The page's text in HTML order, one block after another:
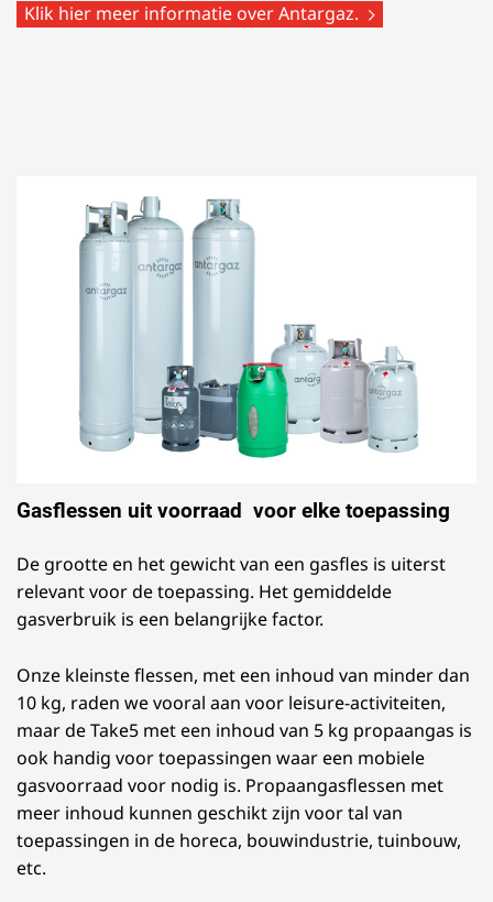
Klik hier meer informatie over Antargaz.
Gasflessen uit voorraad voor elke toepassing
De grootte en het gewicht van een gasfles is uiterst
relevant voor de toepassing. Het gemiddelde
gasverbruik is een belangrijke factor.
Onze kleinste flessen, met een inhoud van minder dan
10 kg, raden we vooral aan voor leisure-activiteiten,
maar de Take5 met een inhoud van 5 kg propaangas is
ook handig voor toepassingen waar een mobiele
gasvoorraad voor nodig is. Propaangasflessen met
meer inhoud kunnen geschikt zijn voor tal van
toepassingen in de horeca, bouwindustrie, tuinbouw,
etc.